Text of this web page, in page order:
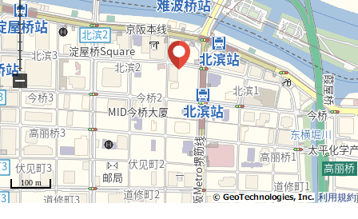
智能快递柜有
5套电梯(非常用含)
◇共用设施
门卫(1楼)，大厅入口(1楼)，View休息室(20楼)，贵宾室(5
楼)
在各层垃圾站有
◆周边环境
0Fresco北滨Plaza店步行5分钟(约360m)
0全家便利店北滨2丁目商店步行1分钟(约60m)
利用規約
100 m
−